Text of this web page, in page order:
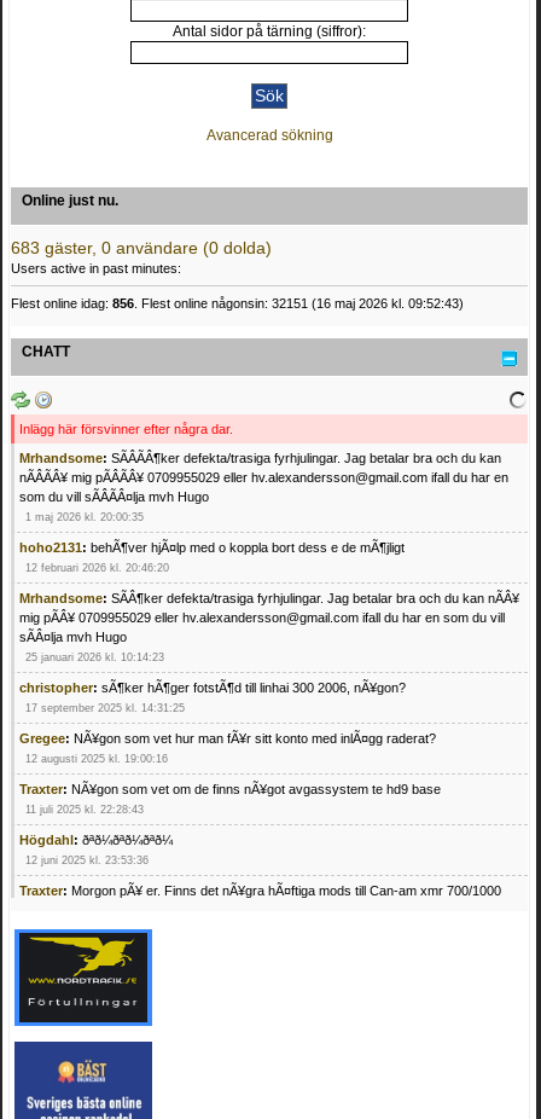
Antal sidor på tärning (siffror):
Avancerad sökning
Online just nu.
683 gäster, 0 användare (0 dolda)
Users active in past minutes:
Flest online idag: 856 . Flest online någonsin: 32151 (16 maj 2026 kl. 09:52:43)
CHATT
Inlägg här försvinner efter några dar.
Mrhandsome: SÃÂÃÂ¶ker defekta/trasiga fyrhjulingar. Jag betalar bra och du kan
nÃÂÃÂ¥ mig pÃÂÃÂ¥ 0709955029 eller hv.alexandersson@gmail.com ifall du har en
som du vill sÃÂÃÂ¤lja mvh Hugo
1 maj 2026 kl. 20:00:35
hoho2131: behÃ¶ver hjÃ¤lp med o koppla bort dess e de mÃ¶jligt
12 februari 2026 kl. 20:46:20
Mrhandsome: SÃÂ¶ker defekta/trasiga fyrhjulingar. Jag betalar bra och du kan nÃÂ¥
mig pÃÂ¥ 0709955029 eller hv.alexandersson@gmail.com ifall du har en som du vill
sÃÂ¤lja mvh Hugo
25 januari 2026 kl. 10:14:23
christopher: sÃ¶ker hÃ¶ger fotstÃ¶d till linhai 300 2006, nÃ¥gon?
17 september 2025 kl. 14:31:25
Gregee: NÃ¥gon som vet hur man fÃ¥r sitt konto med inlÃ¤gg raderat?
12 augusti 2025 kl. 19:00:16
Traxter: NÃ¥gon som vet om de finns nÃ¥got avgassystem te hd9 base
11 juli 2025 kl. 22:28:43
Högdahl: ðªð¼ðªð¼ðªð¼
12 juni 2025 kl. 23:53:36
Traxter: Morgon pÃ¥ er. Finns det nÃ¥gra hÃ¤ftiga mods till Can-am xmr 700/1000
Mrhandsome:SÃ¶ker defekta/trasiga fyrhjulingar. Jag betalar bra och du kan nÃ¥ mig
pÃ¥ 0709955029 eller hv.alexandersson@gmail.com ifall du har en som du vill sÃ¤lja
mvh Hugo
21 februari 2025 kl. 09:25:52
Oscar5:NÃ¥gon som vet vad man kan begÃ¤ra fÃ¶r en Honda TRX 350 FE 2005
4 februari 2025 kl. 19:20:50
Oscar5:44